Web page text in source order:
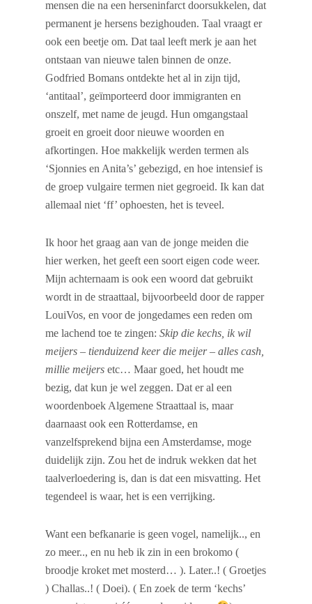
mensen die na een herseninfarct doorsukkelen, dat
permanent je hersens bezighouden. Taal vraagt er
ook een beetje om. Dat taal leeft merk je aan het
ontstaan van nieuwe talen binnen de onze.
Godfried Bomans ontdekte het al in zijn tijd,
‘antitaal’, geïmporteerd door immigranten en
onszelf, met name de jeugd. Hun omgangstaal
groeit en groeit door nieuwe woorden en
afkortingen. Hoe makkelijk werden termen als
‘Sjonnies en Anita’s’ gebezigd, en hoe intensief is
de groep vulgaire termen niet gegroeid. Ik kan dat
allemaal niet ‘ff’ ophoesten, het is teveel.
Ik hoor het graag aan van de jonge meiden die
hier werken, het geeft een soort eigen code weer.
Mijn achternaam is ook een woord dat gebruikt
wordt in de straattaal, bijvoorbeeld door de rapper
LouiVos, en voor de jongedames een reden om
me lachend toe te zingen:Skip die kechs, ik wil
meijers – tienduizend keer die meijer – alles cash,
millie meijers etc… Maar goed, het houdt me
bezig, dat kun je wel zeggen. Dat er al een
woordenboek Algemene Straattaal is, maar
daarnaast ook een Rotterdamse, en
vanzelfsprekend bijna een Amsterdamse, moge
duidelijk zijn. Zou het de indruk wekken dat het
taalverloedering is, dan is dat een misvatting. Het
tegendeel is waar, het is een verrijking.
Want een befkanarie is geen vogel, namelijk.., en
zo meer.., en nu heb ik zin in een brokomo (
broodje kroket met mosterd… ). Later..! ( Groetjes
) Challas..! ( Doei). ( En zoek de term ‘kechs’